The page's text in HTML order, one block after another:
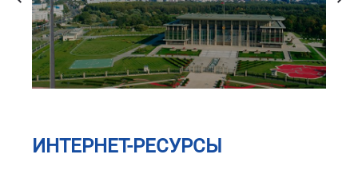
ИНТЕРНЕТ-РЕСУРСЫ